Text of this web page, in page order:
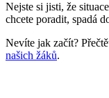
Nejste si jisti, že
chcete poradit, spadá
Nevíte jak začít?
našich žáků.